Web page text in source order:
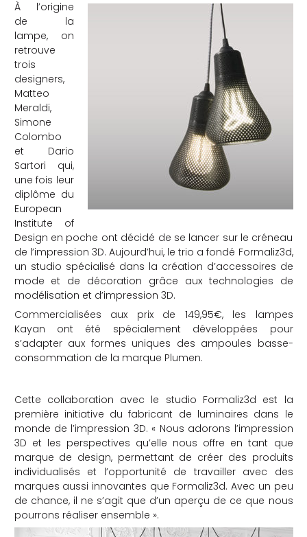
À l’origine
de la
lampe, on
retrouve
trois
designers,
Matteo
Meraldi,
Simone
Colombo
et Dario
Sartori qui,
une fois leur
diplôme du
European
Institute of
Design en poche ont décidé de se lancer sur le créneau
de l’impression 3D. Aujourd’hui, le trio a fondé Formaliz3d,
un studio spécialisé dans la création d’accessoires de
mode et de décoration grâce aux technologies de
modélisation et d’impression 3D.
Commercialisées aux prix de 149,95€, les lampes
Kayan ont été spécialement développées pour
s’adapter aux formes uniques des ampoules basse-
consommation de la marque Plumen.
Cette collaboration avec le studio Formaliz3d est la
première initiative du fabricant de luminaires dans le
monde de l’impression 3D. « Nous adorons l’impression
3D et les perspectives qu’elle nous offre en tant que
marque de design, permettant de créer des produits
individualisés et l’opportunité de travailler avec des
marques aussi innovantes que Formaliz3d. Avec un peu
de chance, il ne s’agit que d’un aperçu de ce que nous
pourrons réaliser ensemble ».